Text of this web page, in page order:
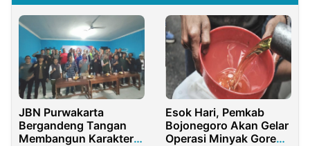
JBN Purwakarta
Bergandeng Tangan
Membangun Karakter
Esok Hari, Pemkab
Bojonegoro Akan Gelar
Operasi Minyak Goreng